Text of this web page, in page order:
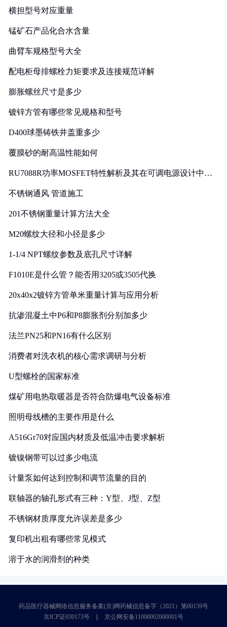
横担型号对应重量
锰矿石产品化合水含量
曲臂车规格型号大全
配电柜母排螺栓力矩要求及连接规范详解
膨胀螺丝尺寸是多少
镀锌方管有哪些常见规格和型号
D400球墨铸铁井盖重多少
覆膜砂的耐高温性能如何
RU7088R功率MOSFET特性解析及其在可调电源设计中的
不锈钢通风 管道施工
201不锈钢重量计算方法大全
M20螺纹大径和小径是多少
1-1/4 NPT螺纹参数及底孔尺寸详解
F1010E是什么管？能否用3205或3505代换
20x40x2镀锌方管单米重量计算与应用分析
抗渗混凝土中P6和P8膨胀剂分别加多少
法兰PN25和PN16有什么区别
消费者对洗衣机的核心需求调研与分析
U型螺栓的国家标准
煤矿用电热取暖器是否符合防爆电气设备标准
照明母线槽的主要作用是什么
A516Gr70对应国内材质及低温冲击要求解析
镀镍钢带可以过多少电流
计量泵如何达到控制和调节流量的目的
联轴器的轴孔形式有三种：Y型、J型、Z型
不锈钢材质厚度允许误差是多少
复印机出租有哪些常见模式
溶于水的润滑剂的种类
药品医疗器械网络信息服务备案(京)网药械信息备字（2021）第00159号
京ICP证030173号
京公网安备11000002000001号